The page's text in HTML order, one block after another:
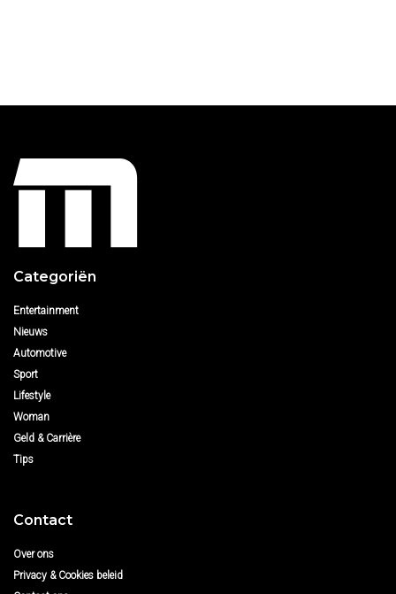
Categoriën
Entertainment
Nieuws
Automotive
Sport
Lifestyle
Woman
Geld & Carrière
Tips
Contact
Over ons
Privacy & Cookies beleid